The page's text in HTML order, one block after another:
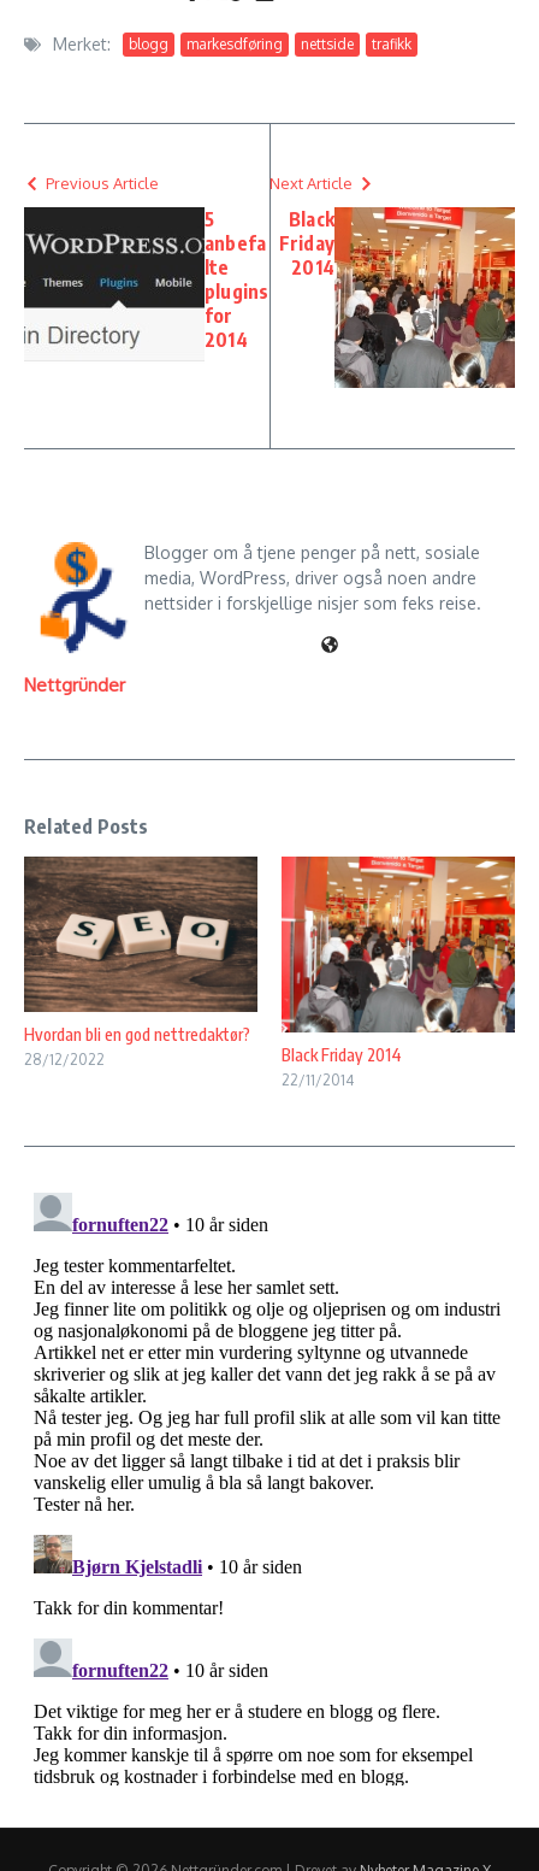
Merket: blogg markesdføring nettside trafikk
Previous Article
5
anbefa
lte
plugins
for
2014
Next Article
Black
Friday
2014
Nettgründer
Blogger om å tjene penger på nett, sosiale
media, WordPress, driver også noen andre
nettsider i forskjellige nisjer som feks reise.
Related Posts
Hvordan bli en god nettredaktør?
28/12/2022 Black Friday 2014
22/11/2014